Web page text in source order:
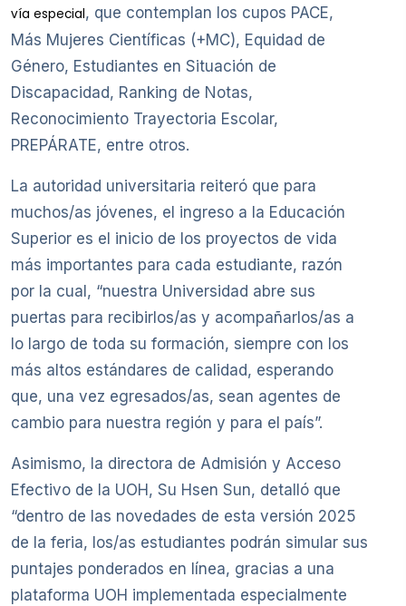
vía especial, que contemplan los cupos PACE,
Más Mujeres Científicas (+MC), Equidad de
Género, Estudiantes en Situación de
Discapacidad, Ranking de Notas,
Reconocimiento Trayectoria Escolar,
PREPÁRATE, entre otros.
La autoridad universitaria reiteró que para
muchos/as jóvenes, el ingreso a la Educación
Superior es el inicio de los proyectos de vida
más importantes para cada estudiante, razón
por la cual, “nuestra Universidad abre sus
puertas para recibirlos/as y acompañarlos/as a
lo largo de toda su formación, siempre con los
más altos estándares de calidad, esperando
que, una vez egresados/as, sean agentes de
cambio para nuestra región y para el país”.
Asimismo, la directora de Admisión y Acceso
Efectivo de la UOH, Su Hsen Sun, detalló que
“dentro de las novedades de esta versión 2025
de la feria, los/as estudiantes podrán simular sus
puntajes ponderados en línea, gracias a una
plataforma UOH implementada especialmente